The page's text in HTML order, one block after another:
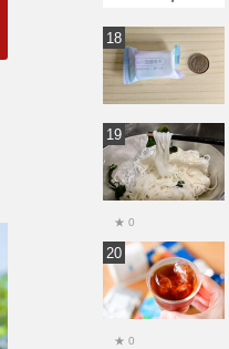
★ 0
★ 0